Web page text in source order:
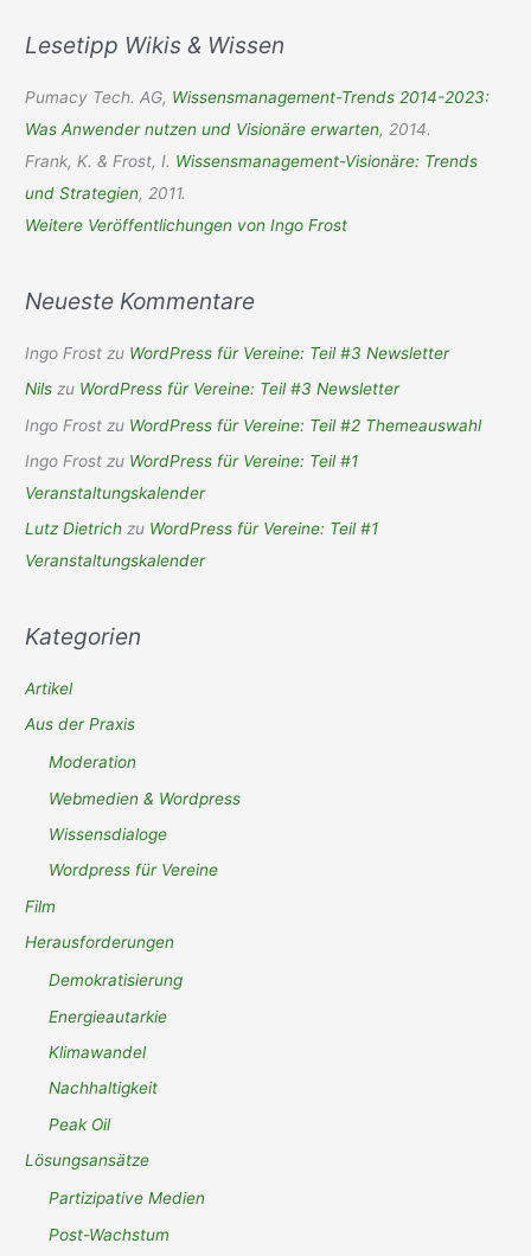
h
Lesetipp Wikis & Wissen
Pumacy Tech. AG, Wissensmanagement-Trends 2014-2023:
Was Anwender nutzen und Visionäre erwarten, 2014.
Frank, K. & Frost, I. Wissensmanagement-Visionäre: Trends
und Strategien, 2011.
Weitere Veröffentlichungen von Ingo Frost
Neueste Kommentare
Ingo Frost zu WordPress für Vereine: Teil #3 Newsletter
Nils zu WordPress für Vereine: Teil #3 Newsletter
Ingo Frost zu WordPress für Vereine: Teil #2 Themeauswahl
Ingo Frost zu WordPress für Vereine: Teil #1
Veranstaltungskalender
Lutz Dietrich zu WordPress für Vereine: Teil #1
Veranstaltungskalender
Kategorien
Artikel
Aus der Praxis
Moderation
Webmedien & Wordpress
Wissensdialoge
Wordpress für Vereine
Film
Herausforderungen
Demokratisierung
Energieautarkie
Klimawandel
Nachhaltigkeit
Peak Oil
Lösungsansätze
Partizipative Medien
Post-Wachstum